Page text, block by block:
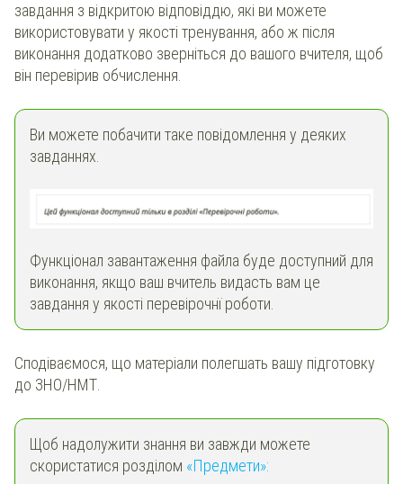
завдання з відкритою відповіддю, які ви можете
використовувати у якості тренування, або ж після
виконання додатково зверніться до вашого вчителя, щоб
він перевірив обчислення.
Ви можете побачити таке повідомлення у деяких
завданнях.
Функціонал завантаження файла буде доступний для
виконання, якщо ваш вчитель видасть вам це
завдання у якості перевірочнї роботи.
Сподіваємося, що матеріали полегшать вашу підготовку
до ЗНО/НМТ.
Щоб надолужити знання ви завжди можете
скористатися розділом «Предмети»: